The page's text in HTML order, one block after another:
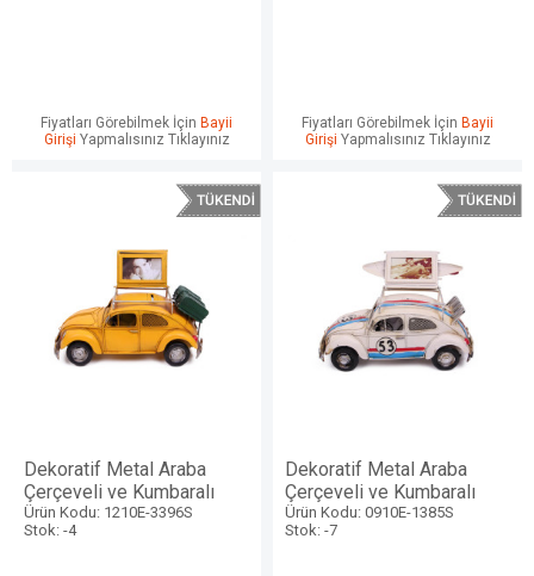
Fiyatları Görebilmek İçin Bayii
Girişi Yapmalısınız Tıklayınız
Fiyatları Görebilmek İçin Bayii
Girişi Yapmalısınız Tıklayınız
Dekoratif Metal Araba
Çerçeveli ve Kumbaralı
Ürün Kodu: 1210E-3396S
Stok: -4
Dekoratif Metal Araba
Çerçeveli ve Kumbaralı
Ürün Kodu: 0910E-1385S
Stok: -7